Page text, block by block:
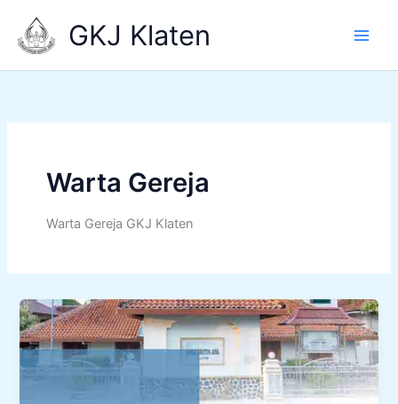
content
GKJ Klaten
Warta Gereja
Warta Gereja GKJ Klaten